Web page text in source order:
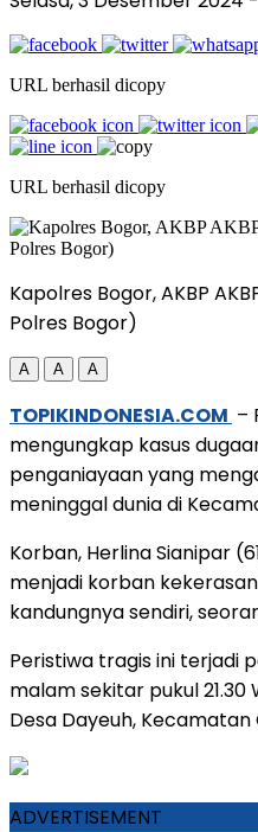
URL berhasil dicopy
URL berhasil dicopy
Kapolres Bogor, AKBP
Polres Bogor)
A A A
TOPIKINDONESIA.COM –
mengungkap kasus
penganiayaan yang
meninggal dunia di
Korban, Herlina Sianipar
menjadi korban
kandungnya sendiri,
Peristiwa tragis ini terjadi
malam sekitar pukul 21.30
Desa Dayeuh, Kecamatan
ADVERTISEMENT